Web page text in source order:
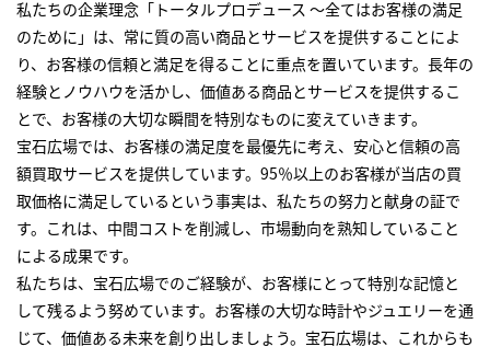
私たちの企業理念「トータルプロデュース ～全てはお客様の満足
のために」は、常に質の高い商品とサービスを提供することによ
り、お客様の信頼と満足を得ることに重点を置いています。長年の
経験とノウハウを活かし、価値ある商品とサービスを提供するこ
とで、お客様の大切な瞬間を特別なものに変えていきます。
宝石広場では、お客様の満足度を最優先に考え、安心と信頼の高
額買取サービスを提供しています。95％以上のお客様が当店の買
取価格に満足しているという事実は、私たちの努力と献身の証で
す。これは、中間コストを削減し、市場動向を熟知していること
による成果です。
私たちは、宝石広場でのご経験が、お客様にとって特別な記憶と
して残るよう努めています。お客様の大切な時計やジュエリーを通
じて、価値ある未来を創り出しましょう。宝石広場は、これからも